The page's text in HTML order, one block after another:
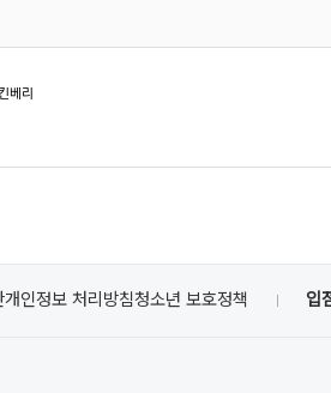
베리
개인정보 처리방침청소년 보호정책 입